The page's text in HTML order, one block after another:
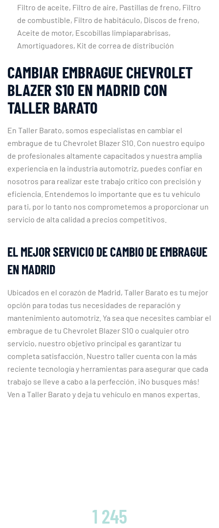
Filtro de aceite, Filtro de aire, Pastillas de freno, Filtro
de combustible, Filtro de habitáculo, Discos de freno,
Aceite de motor, Escobillas limpiaparabrisas,
Amortiguadores, Kit de correa de distribución
CAMBIAR EMBRAGUE CHEVROLET
BLAZER S10 EN MADRID CON
TALLER BARATO
En Taller Barato, somos especialistas en cambiar el
embrague de tu Chevrolet Blazer S10. Con nuestro equipo
de profesionales altamente capacitados y nuestra amplia
experiencia en la industria automotriz, puedes confiar en
nosotros para realizar este trabajo crítico con precisión y
eficiencia. Entendemos lo importante que es tu vehículo
para ti, por lo tanto nos comprometemos a proporcionar un
servicio de alta calidad a precios competitivos.
EL MEJOR SERVICIO DE CAMBIO DE EMBRAGUE
EN MADRID
Ubicados en el corazón de Madrid, Taller Barato es tu mejor
opción para todas tus necesidades de reparación y
mantenimiento automotriz. Ya sea que necesites cambiar el
embrague de tu Chevrolet Blazer S10 o cualquier otro
servicio, nuestro objetivo principal es garantizar tu
completa satisfacción. Nuestro taller cuenta con la más
reciente tecnología y herramientas para asegurar que cada
trabajo se lleve a cabo a la perfección. ¡No busques más!
Ven a Taller Barato y deja tu vehículo en manos expertas.
1 245